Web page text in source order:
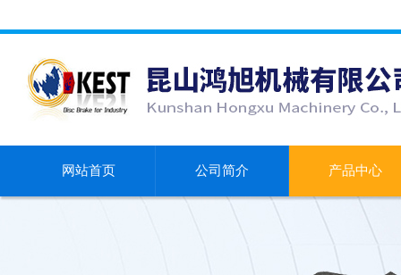
网站首页 公司简介 产品中心